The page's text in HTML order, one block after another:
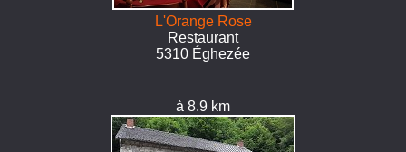
L'Orange Rose
Restaurant
5310 Éghezée
à 8.9 km